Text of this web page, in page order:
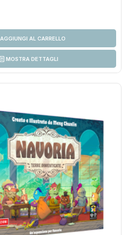
AGGIUNGI AL CARRELLO
MOSTRA DETTAGLI